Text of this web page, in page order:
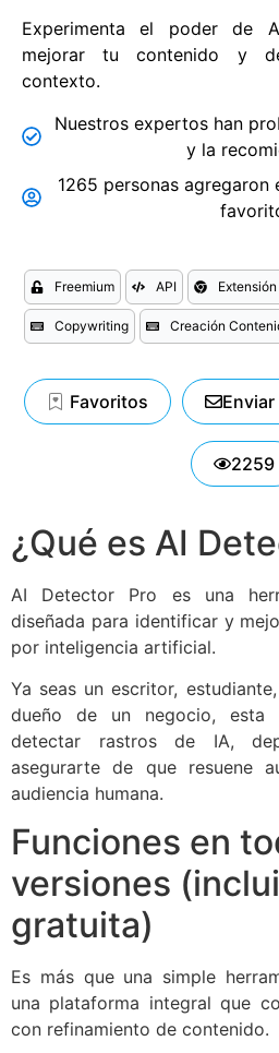
Experimenta el poder de
mejorar tu contenido y
contexto.
Nuestros expertos han
y la
1265 personas agregaron
Freemium API
Copywriting Creación
Favoritos
2259
¿Qué es AI
AI Detector Pro es una
diseñada para identificar y
por inteligencia artificial.
Ya seas un escritor,
dueño de un negocio, esta
detectar rastros de IA,
asegurarte de que resuene
audiencia humana.
Funciones en
versiones
gratuita)
Es más que una simple
una plataforma integral que
con refinamiento de contenido.